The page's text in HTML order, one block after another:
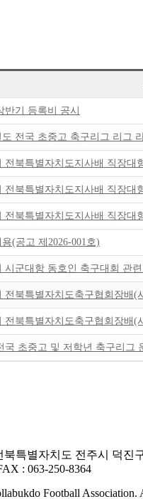
반기 등록비 공시
도 전국 초중고 축구리그 리그
전북특별자치도지사배 직장대
전북특별자치도지사배 직장대
전북특별자치도지사배 직장대
(공고 제2026-001호)
시군대항 동호인 축구대회 관
전북특별자치도축구협회장배
전북특별자치도축구협회장배
국 초중고 및 저학년 축구리그
북특별자치도 전주시 덕진
: 063-250-8364
Football Association.